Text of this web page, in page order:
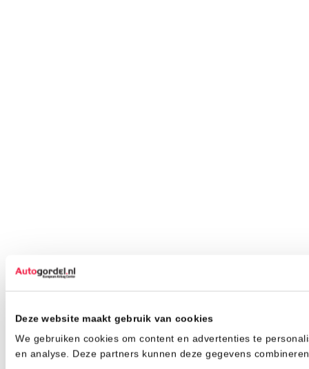
Deze website maakt gebruik van cookies
We gebruiken cookies om content en advertenties te
en analyse. Deze partners kunnen deze gegevens